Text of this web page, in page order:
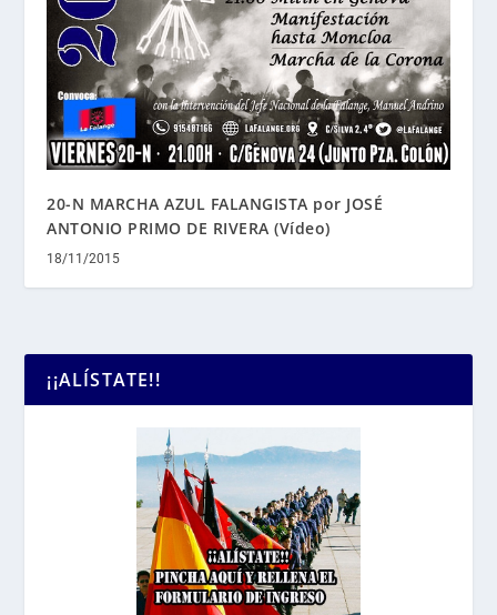
20-N MARCHA AZUL FALANGISTA por JOSÉ
ANTONIO PRIMO DE RIVERA (Vídeo)
18/11/2015
¡¡ALÍSTATE!!